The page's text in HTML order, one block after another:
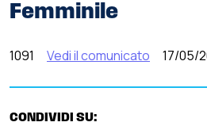
Femminile
1091 Vedi il comunicato 17/05/
CONDIVIDI SU: